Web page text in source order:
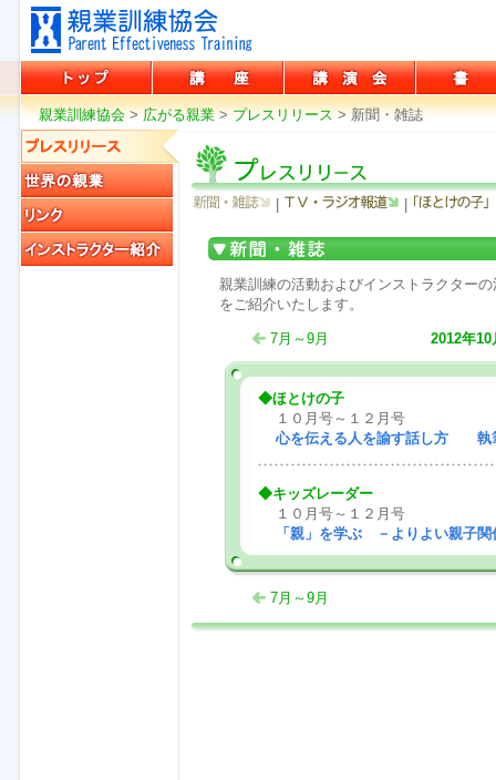
親業訓練協会
親業訓練協会 講座 講演会 書籍
親業訓練協会>広がる親業>プレスリリース>新聞・雑誌
プレスリリース
世界の親業
リンク
親業訓練の活動およびインストラクター
をご紹介いたします。
7月～9月 2012年10
◆ほとけの子
１０月号～１２月号
心を伝える人を諭す話し方 執
◆キッズレーダー
１０月号～１２月号
「親」を学ぶ －よりよい親子
7月～9月